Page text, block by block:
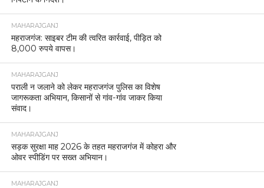
MAHARAJGANJ
महराजगंज: साइबर टीम की त्वरित कार्रवाई, पीड़ित को
8,000 रुपये वापस।
MAHARAJGANJ
पराली न जलाने को लेकर महराजगंज पुलिस का विशेष
जागरूकता अभियान, किसानों से गांव-गांव जाकर किया
संवाद।
MAHARAJGANJ
सड़क सुरक्षा माह 2026 के तहत महराजगंज में कोहरा और
ओवर स्पीडिंग पर सख्त अभियान।
MAHARAJGANJ